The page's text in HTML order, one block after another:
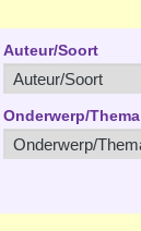
Auteur/Soort
Onderwerp/Thema